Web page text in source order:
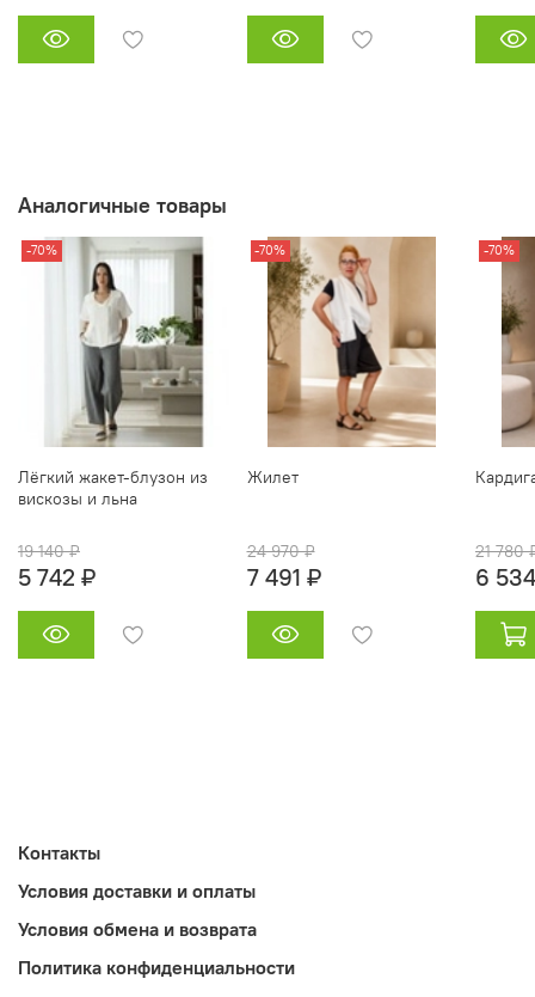
Аналогичные товары
-70%
Лёгкий жакет‑блузон из
вискозы и льна
19 140 ₽
5 742 ₽
-70%
Жилет
24 970 ₽
7 491 ₽
-70%
21 780
6
Контакты
Условия доставки и оплаты
Условия обмена и возврата
Политика конфиденциальности